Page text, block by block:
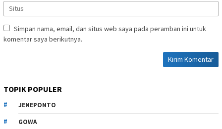
Simpan nama, email, dan situs web saya pada peramban ini untuk
komentar saya berikutnya.
TOPIK POPULER
JENEPONTO
GOWA